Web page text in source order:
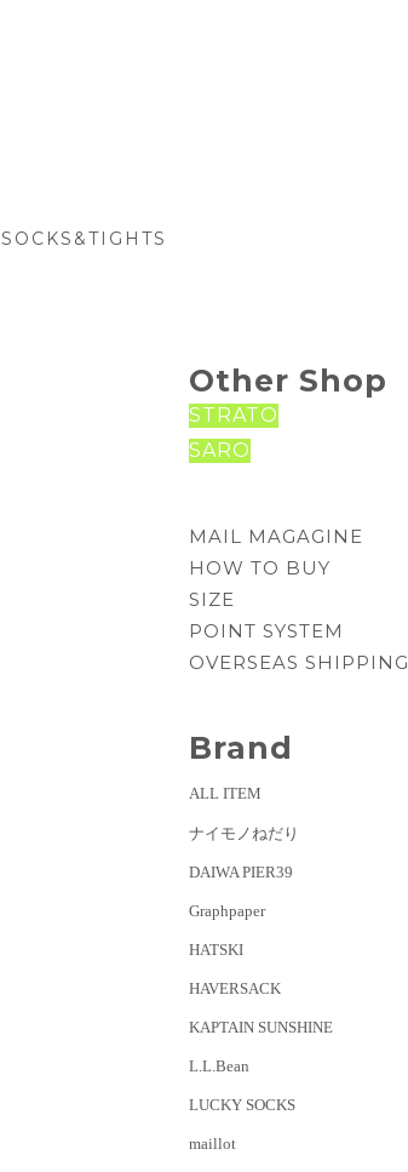
SOCKS&TIGHTS
Other Shop
STRATO
SARO
MAIL MAGAGINE
HOW TO BUY
SIZE
POINT SYSTEM
OVERSEAS SHIPPING
Brand
ALL ITEM
ナイモノねだり
DAIWA PIER39
Graphpaper
HATSKI
HAVERSACK
KAPTAIN SUNSHINE
L.L.Bean
LUCKY SOCKS
maillot